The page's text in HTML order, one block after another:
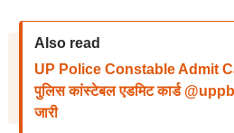
Also read
UP Police Constable Admit
पुलिस कांस्टेबल एडमिट कार्ड
जारी